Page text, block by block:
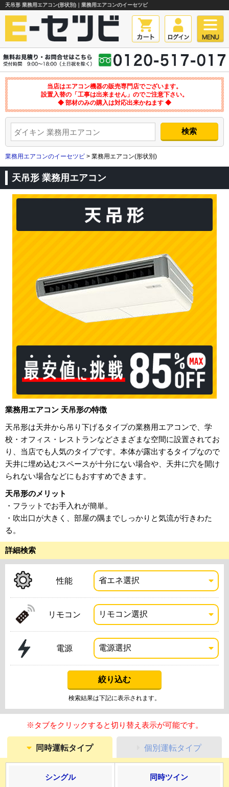
天吊形 業務用エアコン(形状別)｜業務用エアコンのイーセツビ
当店はエアコン機器の販売専門店でございます。
設置入替の「工事は出来ません」のでご注意下さい。
◆ 部材のみの購入は対応出来かねます ◆
業務用エアコンのイーセツビ > 業務用エアコン(形状別)
天吊形 業務用エアコン
業務用エアコン 天吊形の特徴
天吊形は天井から吊り下げるタイプの業務用エアコンで、学
校・オフィス・レストランなどさまざまな空間に設置されてお
り、当店でも人気のタイプです。本体が露出するタイプなので
天井に埋め込むスペースが十分にない場合や、天井に穴を開け
られない場合などにもおすすめできます。
天吊形のメリット
・フラットでお手入れが簡単。
・吹出口が大きく、部屋の隅までしっかりと気流が行きわた
る。
詳細検索
性能
リモコン
電源
検索結果は下記に表示されます。
※タブをクリックすると切り替え表示が可能です。
同時運転タイプ 個別運転タイプ
シングル 同時ツイン